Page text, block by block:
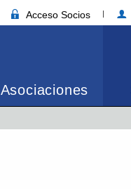
Acceso Socios
Asociaciones